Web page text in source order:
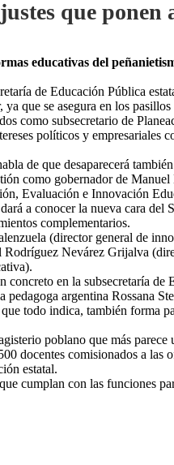
que ponen
educativas del
de Educación Pública
que se asegura en los
como subsecretario de
políticos y empresariales
de que desaparecerá
como gobernador de
Evaluación e Innovación
a conocer la nueva cara del
complementarios.
(director general de
Nevárez Grijalva
en la subsecretaría de
argentina Rossana
todo indica, también forma
poblano que más
docentes comisionados a las
estatal.
cumplan con las funciones